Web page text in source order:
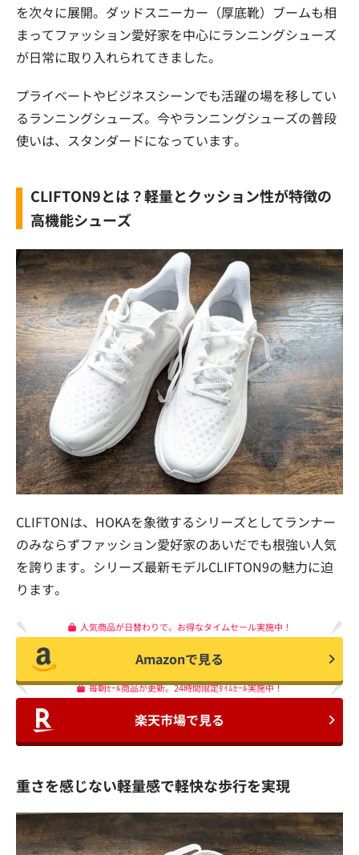
を次々に展開。ダッドスニーカー（厚底靴）ブームも相
まってファッション愛好家を中心にランニングシューズ
が日常に取り入れられてきました。
プライベートやビジネスシーンでも活躍の場を移してい
るランニングシューズ。今やランニングシューズの普段
使いは、スタンダードになっています。
CLIFTON9とは？軽量とクッション性が特徴の
高機能シューズ
CLIFTONは、HOKAを象徴するシリーズとしてランナー
のみならずファッション愛好家のあいだでも根強い人気
を誇ります。シリーズ最新モデルCLIFTON9の魅力に迫
ります。
人気商品が日替わりで。お得なタイムセール実施中！
Amazonで見る
毎朝ｾｰﾙ商品が更新。24時間限定ﾀｲﾑｾｰﾙ実施中！
楽天市場で見る
重さを感じない軽量感で軽快な歩行を実現